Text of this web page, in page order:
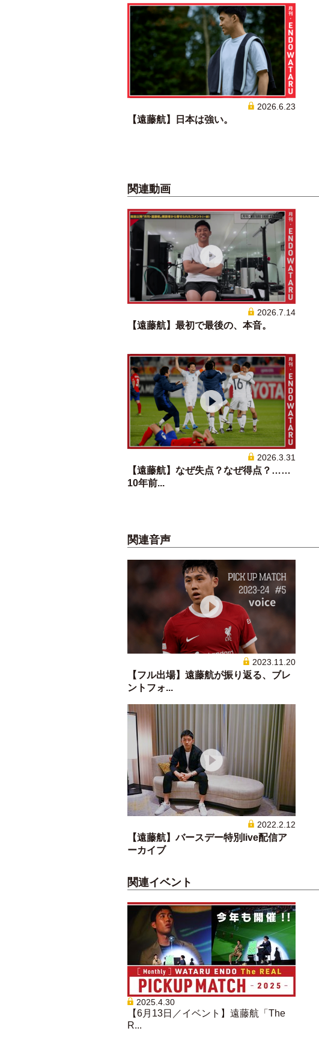
2026.6.23
【遠藤航】日本は強い。
関連動画
2026.7.14
【遠藤航】最初で最後の、本音。
2026.3.31
【遠藤航】なぜ失点？なぜ得点？……
10年前...
関連音声
2023.11.20
【フル出場】遠藤航が振り返る、ブレ
ントフォ...
2022.2.12
【遠藤航】バースデー特別live配信ア
ーカイブ
関連イベント
2025.4.30
【6月13日／イベント】遠藤航「The
R...